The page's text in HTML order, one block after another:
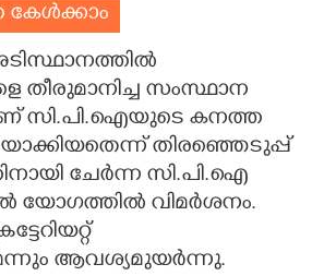
തീരുമാനിച്ച സംസ്ഥാന
സി.പി.ഐയുടെ കനത്ത
തിരഞ്ഞെടുപ്പ്
ചേർന്ന സി.പി.ഐ
യോഗത്തിൽ വിമർശനം.
ആവശ്യമുയർന്നു.